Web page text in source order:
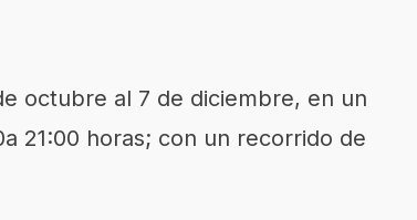
octubre al 7 de diciembre, en un
a 21:00 horas; con un recorrido de